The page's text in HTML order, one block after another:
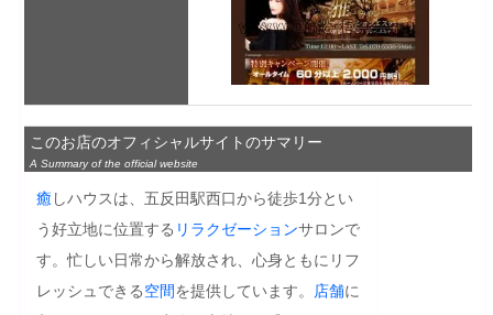
このお店のオフィシャルサイトのサマリー
A Summary of the official website
癒 しハウスは、五反田駅西口から徒歩1分とい
う好立地に位置する リラクゼーションサロンで
す。忙しい日常から解放され、心身ともにリフ
レッシュできる空間を提供しています。 店舗に